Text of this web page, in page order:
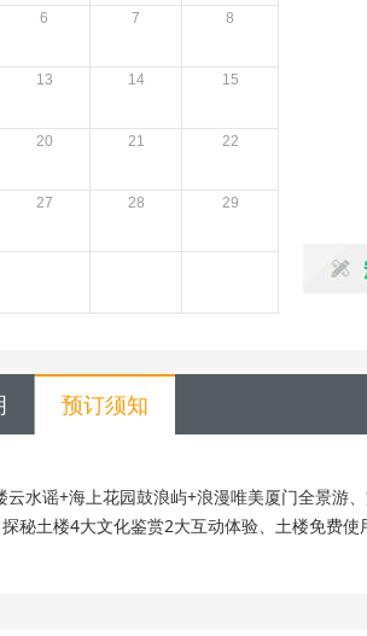
6 7 8
13 14 15
20 21 22
27 28 29
预订须知
水谣+海上花园鼓浪屿+浪漫唯美厦门全景
秘土楼4大文化鉴赏2大互动体验、土楼免费